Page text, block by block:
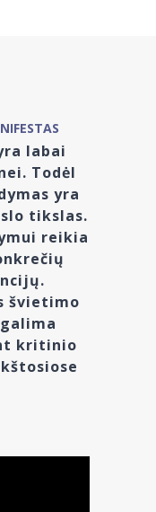
labai
Todėl
yra
tikslas.
reikia
švietimo
kritinio